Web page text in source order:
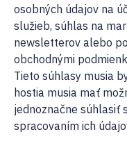
osobných údajov na
služieb, súhlas na
newsletterov alebo
obchodnými
Tieto súhlasy musia
hostia musia mať
jednoznačne súhlasiť
spracovaním ich